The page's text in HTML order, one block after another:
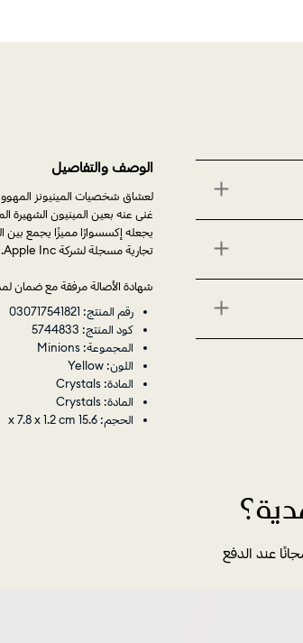
الوصف والتفاصيل
لعشاق شخصيات المينيونز
غنى عنه بعين المينيون الشهيرة
يجعله إكسسوارًا مميزًا يجمع بين
تجارية مسجلة لشركة Apple Inc.
شهادة الأصالة مرفقة مع ضمان
رقم المنتج: 030717541821
كود المنتج: 5744833
المجموعة: Minions
اللون: Yellow
المادة: Crystals
المادة: Crystals
الحجم: 15.6 x 7.8 x 1.2 cm
عند الدفع